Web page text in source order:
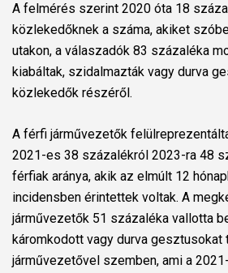
A felmérés szerint 2020 óta 18
közlekedőknek a száma, akiket
utakon, a válaszadók 83 százaléka
kiabáltak, szidalmazták vagy durva
közlekedők részéről.
A férfi járművezetők
2021-es 38 százalékról 2023-ra 48
férfiak aránya, akik az elmúlt 12
incidensben érintettek voltak. A
járművezetők 51 százaléka vallotta
káromkodott vagy durva gesztusokat
járművezetővel szemben, ami a